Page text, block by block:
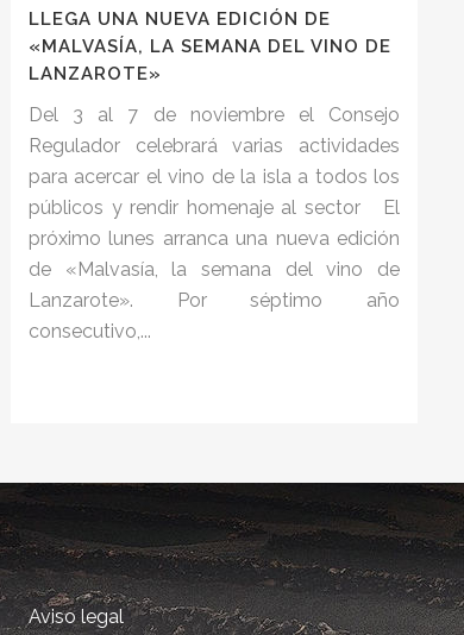
LLEGA UNA NUEVA EDICIÓN DE
«MALVASÍA, LA SEMANA DEL VINO DE
LANZAROTE»
Del 3 al 7 de noviembre el Consejo
Regulador celebrará varias actividades
para acercar el vino de la isla a todos los
públicos y rendir homenaje al sector El
próximo lunes arranca una nueva edición
de «Malvasía, la semana del vino de
Lanzarote». Por séptimo año
consecutivo,...
Aviso legal